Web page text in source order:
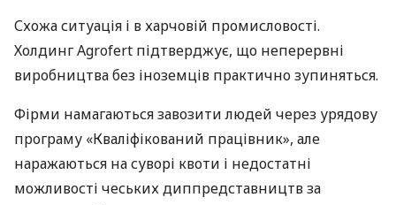
Схожа ситуація і в харчовій промисловості.
Холдинг Agrofert підтверджує, що неперервні
виробництва без іноземців практично зупиняться.
Фірми намагаються завозити людей через урядову
програму «Кваліфікований працівник», але
наражаються на суворі квоти і недостатні
можливості чеських диппредставництв за